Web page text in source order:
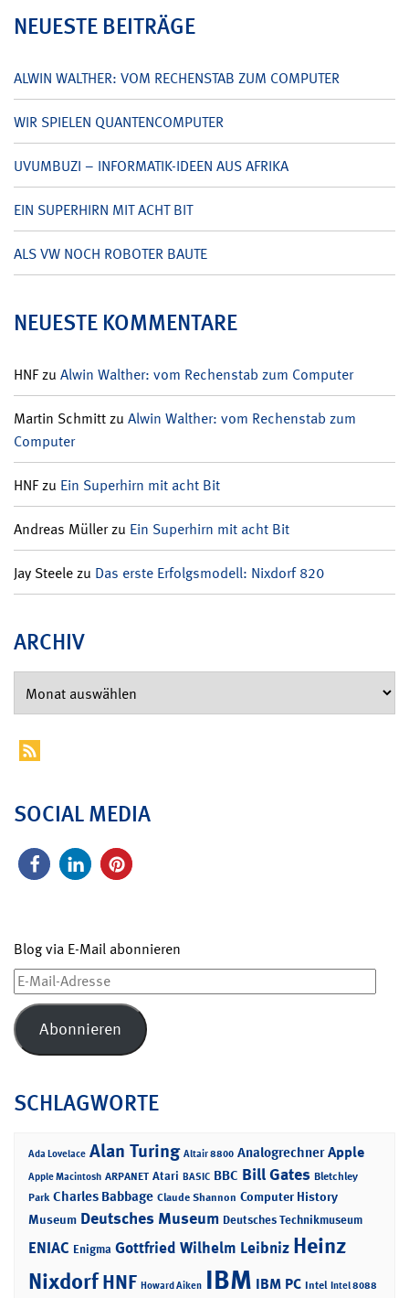
NEUESTE BEITRÄGE
ALWIN WALTHER: VOM RECHENSTAB ZUM COMPUTER
WIR SPIELEN QUANTENCOMPUTER
UVUMBUZI – INFORMATIK-IDEEN AUS AFRIKA
EIN SUPERHIRN MIT ACHT BIT
ALS VW NOCH ROBOTER BAUTE
NEUESTE KOMMENTARE
HNFzu Alwin Walther: vom Rechenstab zum Computer
Martin Schmittzu Alwin Walther: vom Rechenstab zum
Computer
HNFzu Ein Superhirn mit acht Bit
Andreas Müllerzu Ein Superhirn mit acht Bit
Jay Steelezu Das erste Erfolgsmodell: Nixdorf 820
ARCHIV
SOCIAL MEDIA
Blog via E-Mail abonnieren
E-
Mail-
Adresse
Abonnieren
SCHLAGWORTE
Ada Lovelace Alan Turing Altair 8800 Analogrechner Apple
Apple Macintosh ARPANET Atari BASIC BBC Bill Gates Bletchley
Park Charles Babbage Claude Shannon Computer History
Museum Deutsches Museum Deutsches Technikmuseum
ENIAC Enigma Gottfried Wilhelm Leibniz Heinz
NixdorfHNF Howard Aiken IBM IBM PC Intel Intel 8088